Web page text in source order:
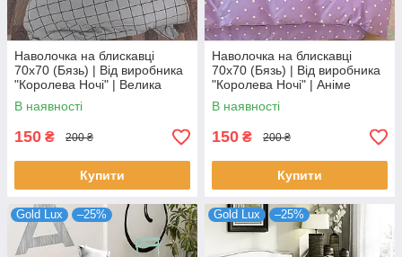
Наволочка на блискавці
70х70 (Бязь) | Від виробника
"Королева Ночі" | Велика
клітка на сірому
В наявності
150 ₴ 200 ₴
Купити
Наволочка на блискавці
70х70 (Бязь) | Від виробника
"Королева Ночі" | Аніме
Куромі на лавандово-
бежевому
В наявності
150 ₴ 200 ₴
Купити
Gold Lux –25% Gold Lux –25%